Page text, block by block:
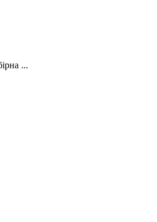
...